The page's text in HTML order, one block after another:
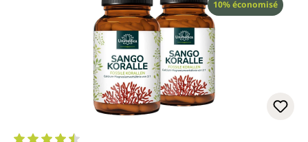
Réduction
10% économisé